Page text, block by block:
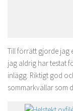
Till förrätt gjorde jag
jag aldrig har testat
inlägg. Riktigt god
sommarkvällar som